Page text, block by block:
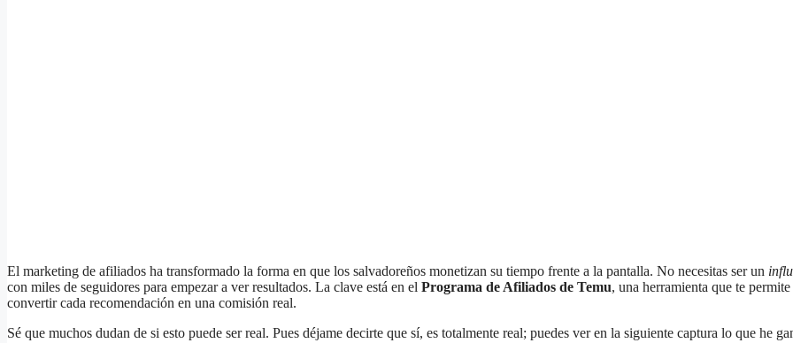
El marketing de afiliados ha transformado la forma en que los salvadoreños monetizan su tiempo frente a la pantalla. No necesitas ser un
con miles de seguidores para empezar a ver resultados. La clave está en el Programa de Afiliados de Temu, una herramienta que te permite
convertir cada recomendación en una comisión real.
Sé que muchos dudan de si esto puede ser real. Pues déjame decirte que sí, es totalmente real; puedes ver en la siguiente captura lo que he